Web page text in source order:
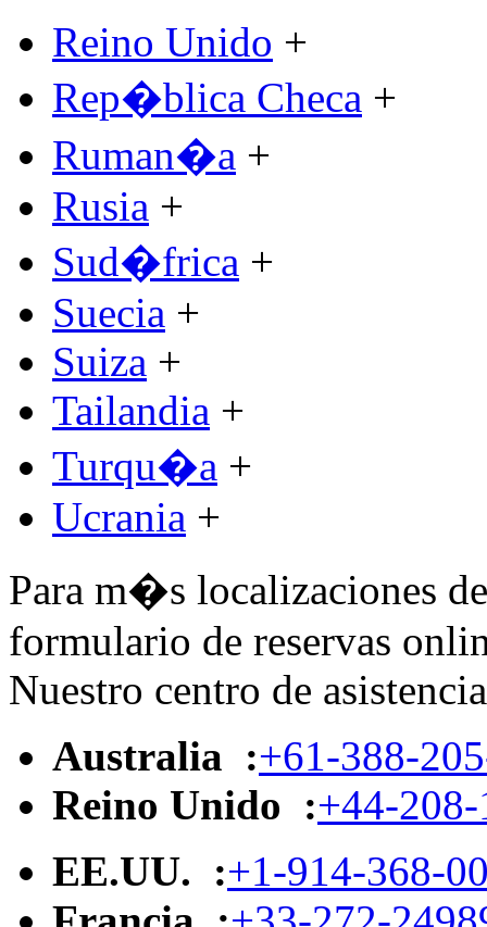
Reino Unido +
Rep�blica Checa +
Ruman�a +
Rusia +
Sud�frica +
Suecia +
Suiza +
Tailandia +
Turqu�a +
Ucrania +
Para m�s localizaciones
formulario de reservas
Nuestro centro de asistencia
Australia :+61-388-
Reino Unido :+44-
EE.UU. :+1-914-368-